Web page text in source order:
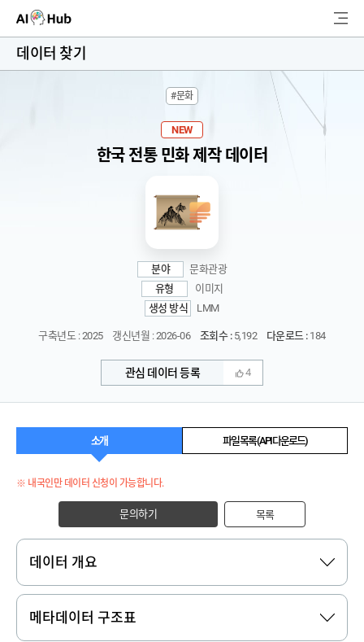
AI-Hub
색
데이터 찾기
#문화
NEW
한국 전통 민화 제작 데이터
분야
문화관광
유형
이미지
생성 방식
LMM
구축년도 : 2025 갱신년월 : 2026-06 조회수 :5,192 다운로드 :184
관심 데이터 등록 4
소개 파일 목록 (API 다운로드)
※ 내국인만 데이터 신청이 가능합니다.
문의하기 목록
데이터 개요
메타데이터 구조표